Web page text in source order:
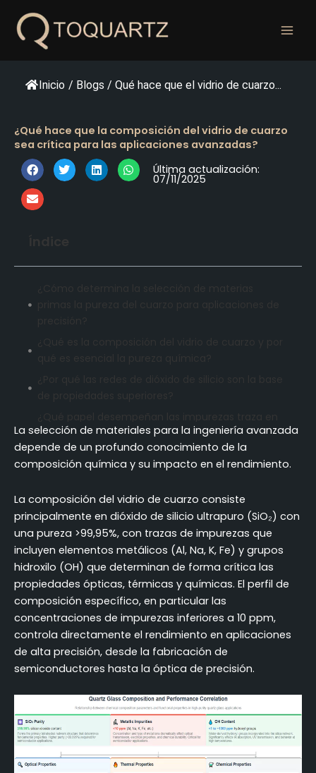
contenido
Inicio / Blogs / Qué hace que el vidrio de cuarzo...
¿Qué hace que la composición del vidrio de cuarzo
sea crítica para las aplicaciones avanzadas?
Última actualización:
07/11/2025
la determinación de las características de los
materiales?
¿Cómo degradan las impurezas metálicas la
alta temperatura?
¿Cómo afectan los grupos hidroxilo a la
transmisión óptica y la estabilidad térmica del
vidrio de cuarzo?
¿Qué características de composición permiten
las aplicaciones en entornos extremos?
Composición del cuarzo sintético frente al
natural: ¿Cuál ofrece mayor pureza?
¿Qué especificaciones de composición
determinan la selección óptima del material?
para aplicaciones críticas?
¿Qué métodos analíticos confirman con precisión
los requisitos de composición?
Marco de decisión para la selección de vidrio de
La selección de materiales para la ingeniería avanzada
depende de un profundo conocimiento de la
composición química y su impacto en el rendimiento.
La composición del vidrio de cuarzo consiste
principalmente en dióxido de silicio ultrapuro (SiO₂) con
una pureza >99,95%, con trazas de impurezas que
incluyen elementos metálicos (Al, Na, K, Fe) y grupos
hidroxilo (OH) que determinan de forma crítica las
propiedades ópticas, térmicas y químicas. El perfil de
composición específico, en particular las
concentraciones de impurezas inferiores a 10 ppm,
controla directamente el rendimiento en aplicaciones
de alta precisión, desde la fabricación de
semiconductores hasta la óptica de precisión.